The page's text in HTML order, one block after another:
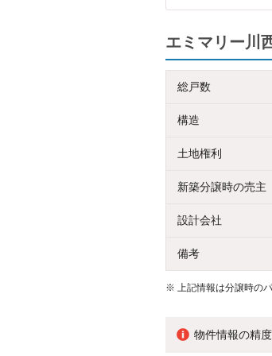
エミマリー川
総戸数
構造
土地権利
新築分譲時の売主
設計会社
備考
※ 上記情報は分譲時の
物件情報の精